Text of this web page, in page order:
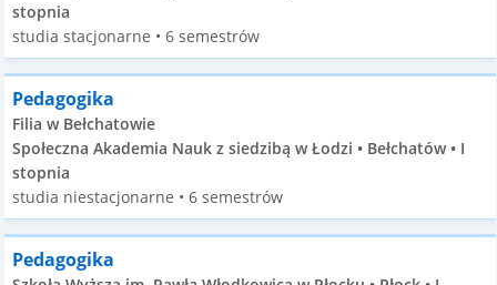
stopnia
studia stacjonarne • 6 semestrów
Pedagogika
Filia w Bełchatowie
Społeczna Akademia Nauk z siedzibą w Łodzi • Bełchatów • I
stopnia
studia niestacjonarne • 6 semestrów
Pedagogika